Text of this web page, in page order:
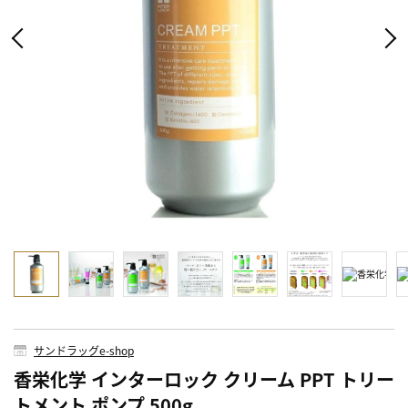
サンドラッグe-shop
香栄化学 インターロック クリーム PPT トリー